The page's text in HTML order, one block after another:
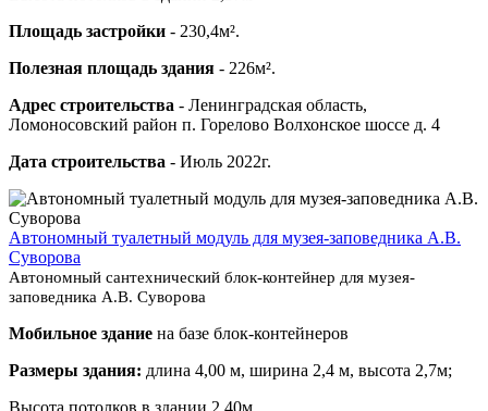
Площадь застройки - 230,4м².
Полезная площадь здания - 226м².
Адрес строительства - Ленинградская область,
Ломоносовский район п. Горелово Волхонское шоссе д. 4
Дата строительства - Июль 2022г.
Автономный туалетный модуль для музея-заповедника А.В.
Суворова
Автономный сантехнический блок-контейнер для музея-
заповедника А.В. Суворова
Мобильное здание на базе блок-контейнеров
Размеры здания: длина 4,00 м, ширина 2,4 м, высота 2,7м;
Высота потолков в здании 2,40м